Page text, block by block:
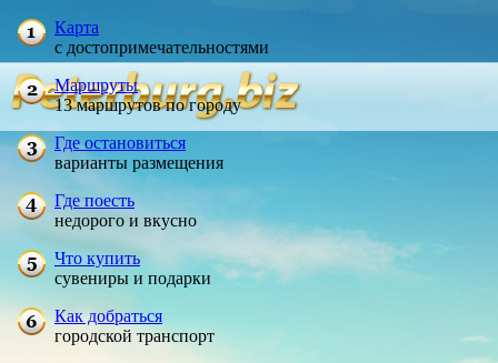
Карта
с достопримечательностями
Маршруты
13 маршрутов по городу
Где остановиться
варианты размещения
Где поесть
недорого и вкусно
Что купить
сувениры и подарки
Как добраться
городской транспорт